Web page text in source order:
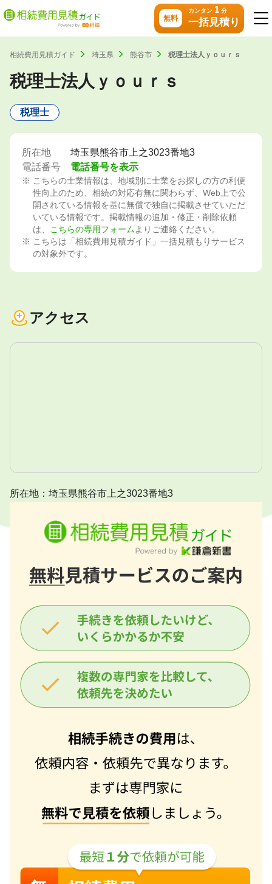
無料
カンタン 1分
一括見積り
相続費用見積ガイド 埼玉県 熊谷市 税理士法人ｙｏｕｒｓ
税理士法人ｙｏｕｒｓ
税理士
所在地
埼玉県熊谷市上之3023番地3
電話番号
電話番号を表示
こちらの士業情報は、地域別に士業をお探しの方の利便
性向上のため、相続の対応有無に関わらず、Web上で公
開されている情報を基に無償で独自に掲載させていただ
いている情報です。掲載情報の追加・修正・削除依頼
は、
こちらの専用フォームよりご連絡ください。
こちらは「相続費用見積ガイド」一括見積もりサービス
の対象外です。
アクセス
所在地：埼玉県熊谷市上之3023番地3